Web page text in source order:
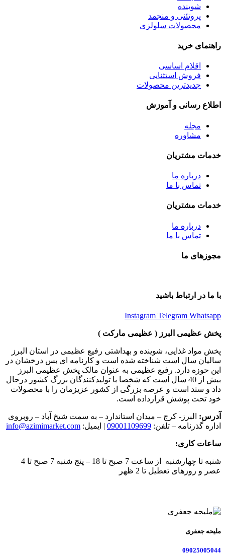
شوینده
پروتئنی و منجمد
محصولات سلولزی
راهنمای خرید
اقلام اساسی
فروش استثنایی
جدیدترین محصولات
اطلاع رسانی و آموزش
مجله
مشاوره
خدمات مشتریان
درباره ما
تماس با ما
خدمات مشتریان
درباره ما
تماس با ما
مجوزهای ما
با ما در ارتباط باشید
Instagram Telegram Whatsapp
پخش عظیمی البرز ( عظیمی مارکت )
پخش مواد غذایی، شوینده و بهداشتی رفیع عظیمی در استان البرز
سالیان سال است شناخته شده است و کارنامه ای بس درخشان در
این حوزه دارد. رفیع عظیمی به عنوان مالک پخش عظیمی البرز
بیش از 40 سال است که شخصا با تولیدکنندگان بزرگ کشور درحال
داد و ستد است و عرصه بزرگی از کشور عزیزمان را با محصولات
خود تحت پوشش قرارداده است.
آدرس: البرز- کرج – میدان استاندارد – به سمت شیخ آباد – روبروی
اداره گذرنامه – تلفن: 09001109699 | ایمیل: info@azimimarket.com
ساعات کاری:
شنبه تا چهارشنبه از ساعت 7 صبح تا 18 – پنج شنبه 7 صبح تا 4
عصر و روزهای تعطیل تا 2 ظهر
ملیحه جعفری
09025005044